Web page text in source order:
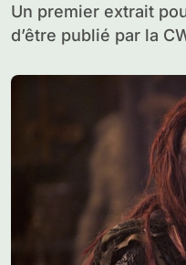
Un premier extrait pour l’épisode 3×01 vient
d’être publié par la